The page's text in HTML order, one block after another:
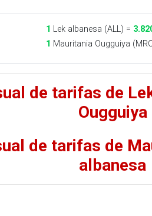
1 Lek albanesa (ALL) =
1 Mauritania Ougguiya
de tarifas de
Ougguiya
de tarifas de
albanesa